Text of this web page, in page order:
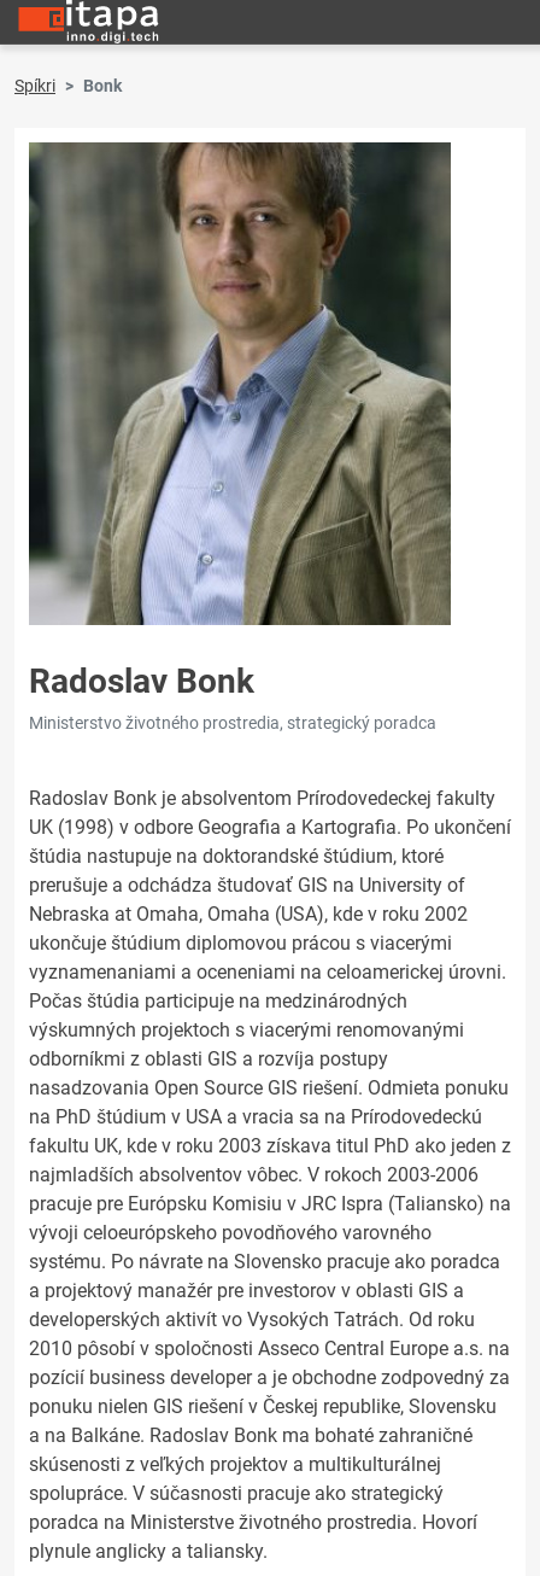
Spíkri Bonk
Radoslav Bonk
Ministerstvo životného prostredia, strategický poradca
Radoslav Bonk je absolventom Prírodovedeckej fakulty
UK (1998) v odbore Geografia a Kartografia. Po ukončení
štúdia nastupuje na doktorandské štúdium, ktoré
prerušuje a odchádza študovať GIS na University of
Nebraska at Omaha, Omaha (USA), kde v roku 2002
ukončuje štúdium diplomovou prácou s viacerými
vyznamenaniami a oceneniami na celoamerickej úrovni.
Počas štúdia participuje na medzinárodných
výskumných projektoch s viacerými renomovanými
odborníkmi z oblasti GIS a rozvíja postupy
nasadzovania Open Source GIS riešení. Odmieta ponuku
na PhD štúdium v USA a vracia sa na Prírodovedeckú
fakultu UK, kde v roku 2003 získava titul PhD ako jeden z
najmladších absolventov vôbec. V rokoch 2003-2006
pracuje pre Európsku Komisiu v JRC Ispra (Taliansko) na
vývoji celoeurópskeho povodňového varovného
systému. Po návrate na Slovensko pracuje ako poradca
a projektový manažér pre investorov v oblasti GIS a
developerských aktivít vo Vysokých Tatrách. Od roku
2010 pôsobí v spoločnosti Asseco Central Europe a.s. na
pozícií business developer a je obchodne zodpovedný za
ponuku nielen GIS riešení v Českej republike, Slovensku
a na Balkáne. Radoslav Bonk ma bohaté zahraničné
skúsenosti z veľkých projektov a multikulturálnej
spolupráce. V súčasnosti pracuje ako strategický
poradca na Ministerstve životného prostredia. Hovorí
plynule anglicky a taliansky.